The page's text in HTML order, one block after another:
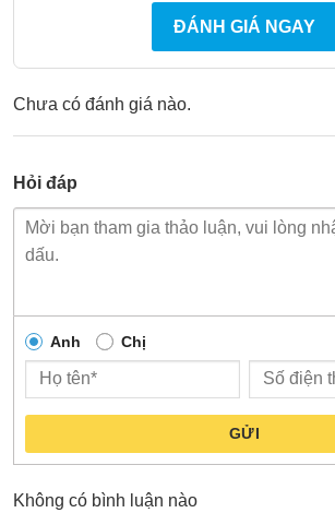
ĐÁNH GIÁ NGAY
Chưa có đánh giá nào.
Hỏi đáp
Anh Chị
GỬI
Không có bình luận nào